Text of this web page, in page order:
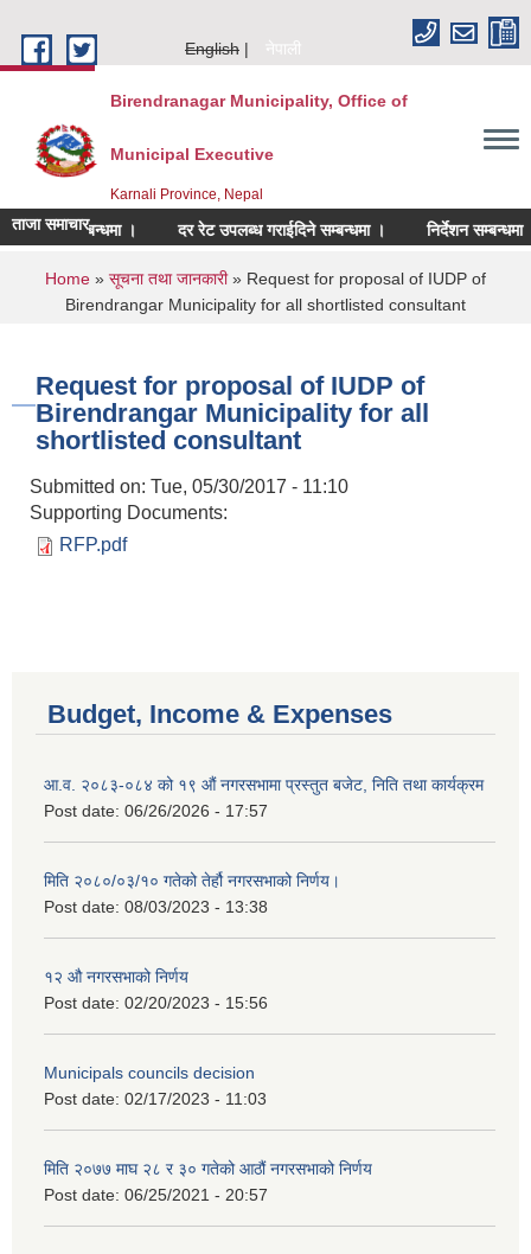
English
नेपाली
Birendranagar Municipality, Office of
Municipal Executive
Karnali Province, Nepal
ताजा समाचार
गर्ने सम्बन्धमा । दर रेट उपलब्ध गराईदिने सम्बन्धमा । निर्देशन सम्बन्धमा ।
You are here
Home » सूचना तथा जानकारी» Request for proposal of IUDP of
Birendrangar Municipality for all shortlisted consultant
Request for proposal of IUDP of
Birendrangar Municipality for all
shortlisted consultant
Submitted on: Tue, 05/30/2017 - 11:10
Supporting Documents:
RFP.pdf
Budget, Income & Expenses
आ.व. २०८३-०८४ को १९ औं नगरसभामा प्रस्तुत बजेट, निति तथा कार्यक्रम
Post date: 06/26/2026 - 17:57
मिति २०८०/०३/१० गतेको तेर्हौ नगरसभाको निर्णय।
Post date: 08/03/2023 - 13:38
१२ औ नगरसभाको निर्णय
Post date: 02/20/2023 - 15:56
Municipals councils decision
Post date: 02/17/2023 - 11:03
मिति २०७७ माघ २८ र ३० गतेको आठौं नगरसभाको निर्णय
Post date: 06/25/2021 - 20:57